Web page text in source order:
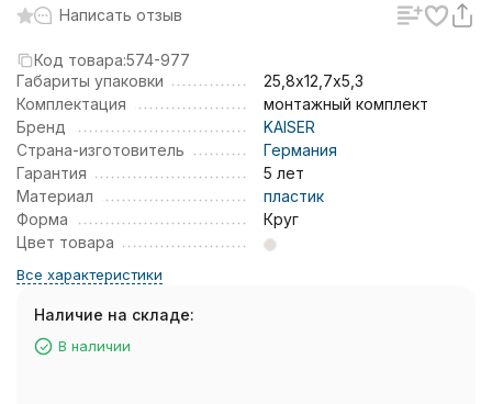
Написать отзыв
Код товара:574-977
Габариты упаковки
25,8х12,7х5,3
Комплектация
монтажный комплект
Бренд
KAISER
Страна-изготовитель
Германия
Гарантия
5 лет
Материал
пластик
Форма
Круг
Цвет товара
Все характеристики
Наличие на складе:
В наличии